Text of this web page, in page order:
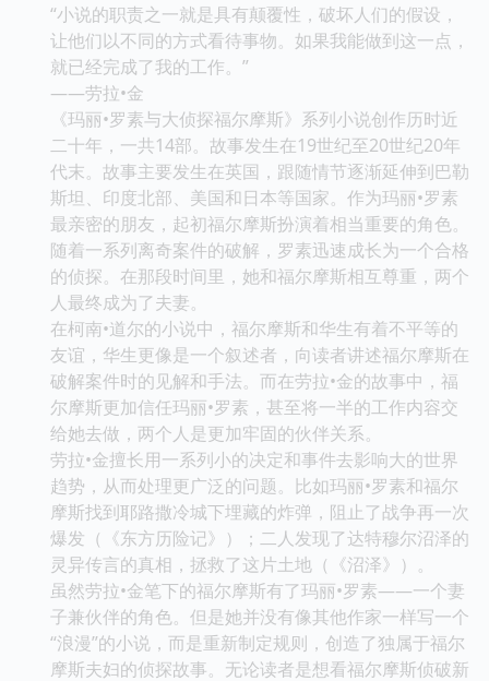
“小说的职责之一就是具有颠覆性，破坏人们的假设，
让他们以不同的方式看待事物。如果我能做到这一点，
就已经完成了我的工作。”
——劳拉•金
《玛丽•罗素与大侦探福尔摩斯》系列小说创作历时近
二十年，一共14部。故事发生在19世纪至20世纪20年
代末。故事主要发生在英国，跟随情节逐渐延伸到巴勒
斯坦、印度北部、美国和日本等国家。作为玛丽•罗素
最亲密的朋友，起初福尔摩斯扮演着相当重要的角色。
随着一系列离奇案件的破解，罗素迅速成长为一个合格
的侦探。在那段时间里，她和福尔摩斯相互尊重，两个
人最终成为了夫妻。
在柯南•道尔的小说中，福尔摩斯和华生有着不平等的
友谊，华生更像是一个叙述者，向读者讲述福尔摩斯在
破解案件时的见解和手法。而在劳拉•金的故事中，福
尔摩斯更加信任玛丽•罗素，甚至将一半的工作内容交
给她去做，两个人是更加牢固的伙伴关系。
劳拉•金擅长用一系列小的决定和事件去影响大的世界
趋势，从而处理更广泛的问题。比如玛丽•罗素和福尔
摩斯找到耶路撒冷城下埋藏的炸弹，阻止了战争再一次
爆发（《东方历险记》）；二人发现了达特穆尔沼泽的
灵异传言的真相，拯救了这片土地（《沼泽》）。
虽然劳拉•金笔下的福尔摩斯有了玛丽•罗素——一个妻
子兼伙伴的角色。但是她并没有像其他作家一样写一个
“浪漫”的小说，而是重新制定规则，创造了独属于福尔
摩斯夫妇的侦探故事。无论读者是想看福尔摩斯侦破新